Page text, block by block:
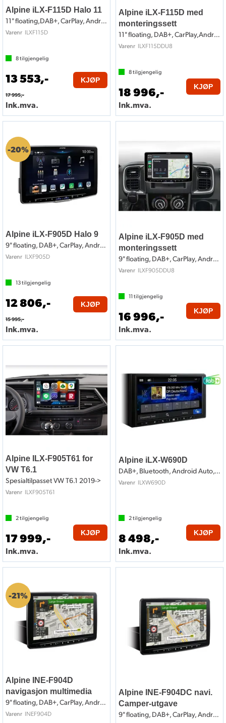
Alpine iLX-F115D Halo 11
11" floating,DAB+, CarPlay, Android Auto
Varenr ILXF115D
8tilgjengelig
13 553,-
17 995,-
Ink.mva.
KJØP
Alpine iLX-F115D med
monteringssett
11" floating, DAB+, CarPlay,Android Auto
Varenr ILXF115DDU8
8tilgjengelig
18 996,-
Ink.mva.
KJØP
20%
Alpine iLX-F905D Halo 9
9" floating, DAB+, CarPlay, Android Auto
Varenr ILXF905D
13tilgjengelig
12 806,-
15 995,-
Ink.mva.
KJØP
Alpine iLX-F905D med
monteringssett
9" floating, DAB+, CarPlay, Android Auto
Varenr ILXF905DDU8
11 tilgjengelig
16 996,-
Ink.mva.
KJØP
Alpine ILX-F905T61 for
VW T6.1
Spesialtilpasset VW T6.1 2019->
Varenr ILXF905T61
2tilgjengelig
17 999,-
Ink.mva.
KJØP
Alpine iLX-W690D
DAB+, Bluetooth, Android Auto, Carplay++
Varenr ILXW690D
2tilgjengelig
8 498,-
Ink.mva.
KJØP
21%
Alpine INE-F904D
navigasjon multimedia
9" floating, DAB+, CarPlay, Android Auto
Varenr INEF904D
Alpine INE-F904DC navi.
Camper-utgave
9" floating, DAB+, CarPlay, Android Auto